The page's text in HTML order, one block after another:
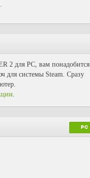
2 для PC, вам понадобится
для системы Steam. Сразу
.
PC